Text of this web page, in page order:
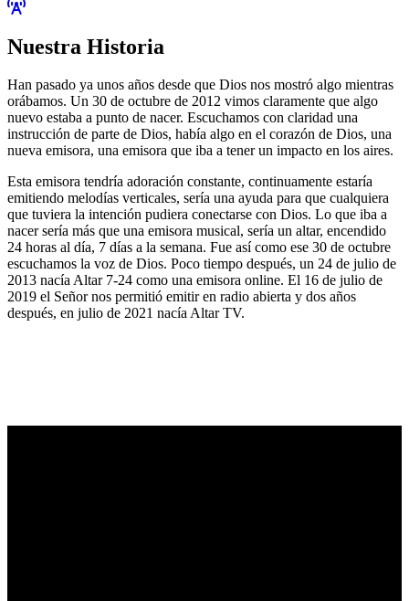
Nuestra Historia
Han pasado ya unos años desde que Dios nos mostró algo mientras
orábamos. Un 30 de octubre de 2012 vimos claramente que algo
nuevo estaba a punto de nacer. Escuchamos con claridad una
instrucción de parte de Dios, había algo en el corazón de Dios, una
nueva emisora, una emisora que iba a tener un impacto en los aires.
Esta emisora tendría adoración constante, continuamente estaría
emitiendo melodías verticales, sería una ayuda para que cualquiera
que tuviera la intención pudiera conectarse con Dios. Lo que iba a
nacer sería más que una emisora musical, sería un altar, encendido
24 horas al día, 7 días a la semana. Fue así como ese 30 de octubre
escuchamos la voz de Dios. Poco tiempo después, un 24 de julio de
2013 nacía Altar 7-24 como una emisora online. El 16 de julio de
2019 el Señor nos permitió emitir en radio abierta y dos años
después, en julio de 2021 nacía Altar TV.